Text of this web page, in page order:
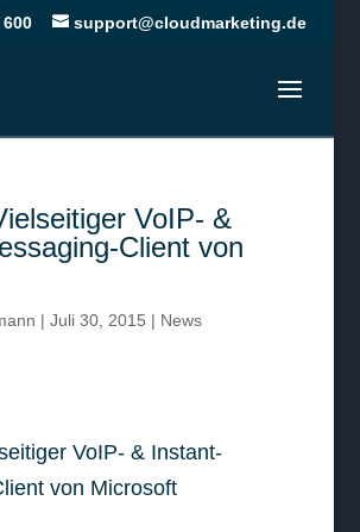
600 support@cloudmarketing.de
VoIP- &
Client von
| Juli 30, 2015 | News
VoIP- & Instant-
von Microsoft